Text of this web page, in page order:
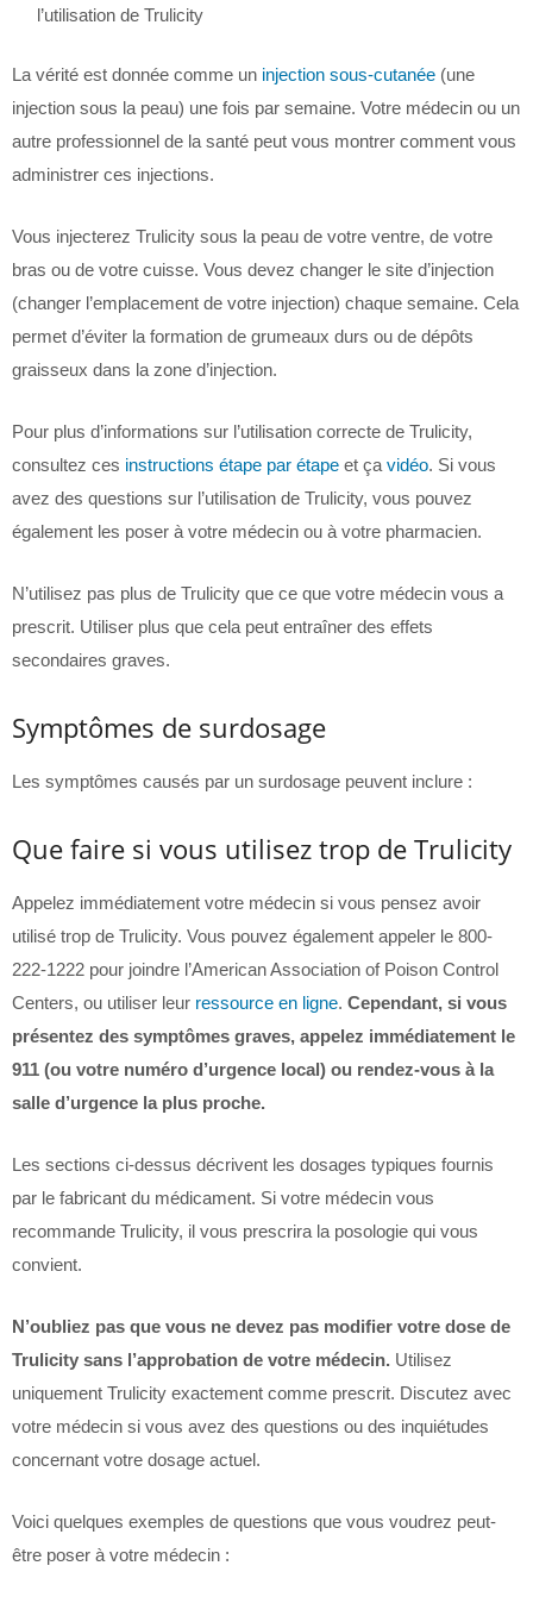
l’utilisation de Trulicity
La vérité est donnée comme un injection sous-cutanée (une
injection sous la peau) une fois par semaine. Votre médecin ou un
autre professionnel de la santé peut vous montrer comment vous
administrer ces injections.
Vous injecterez Trulicity sous la peau de votre ventre, de votre
bras ou de votre cuisse. Vous devez changer le site d’injection
(changer l’emplacement de votre injection) chaque semaine. Cela
permet d’éviter la formation de grumeaux durs ou de dépôts
graisseux dans la zone d’injection.
Pour plus d’informations sur l’utilisation correcte de Trulicity,
consultez ces instructions étape par étape et ça vidéo. Si vous
avez des questions sur l’utilisation de Trulicity, vous pouvez
également les poser à votre médecin ou à votre pharmacien.
N’utilisez pas plus de Trulicity que ce que votre médecin vous a
prescrit. Utiliser plus que cela peut entraîner des effets
secondaires graves.
Symptômes de surdosage
Les symptômes causés par un surdosage peuvent inclure :
Que faire si vous utilisez trop de Trulicity
Appelez immédiatement votre médecin si vous pensez avoir
utilisé trop de Trulicity. Vous pouvez également appeler le 800-
222-1222 pour joindre l’American Association of Poison Control
Centers, ou utiliser leur ressource en ligne. Cependant, si vous
présentez des symptômes graves, appelez immédiatement le
911 (ou votre numéro d’urgence local) ou rendez-vous à la
salle d’urgence la plus proche.
Les sections ci-dessus décrivent les dosages typiques fournis
par le fabricant du médicament. Si votre médecin vous
recommande Trulicity, il vous prescrira la posologie qui vous
convient.
N’oubliez pas que vous ne devez pas modifier votre dose de
Trulicity sans l’approbation de votre médecin. Utilisez
uniquement Trulicity exactement comme prescrit. Discutez avec
votre médecin si vous avez des questions ou des inquiétudes
concernant votre dosage actuel.
Voici quelques exemples de questions que vous voudrez peut-
être poser à votre médecin :